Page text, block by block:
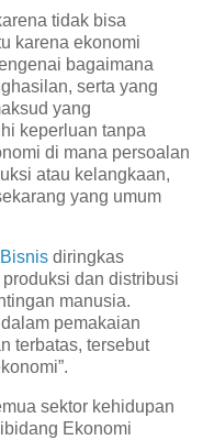
tidak bisa
karena ekonomi
bagaimana
serta yang
yang
keperluan tanpa
di mana persoalan
atau kelangkaan,
yang umum
diringkas
dan distribusi
manusia.
pemakaian
terbatas, tersebut
sektor kehidupan
Ekonomi